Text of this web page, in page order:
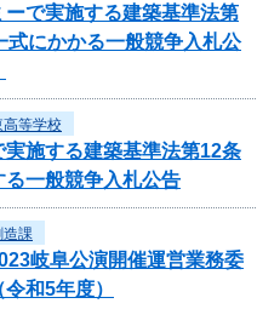
で実施する建築基準法第
式にかかる一般競争入札公
高等学校
施する建築基準法第12条
一般競争入札公告
造課
岐阜公演開催運営業務委
和5年度）